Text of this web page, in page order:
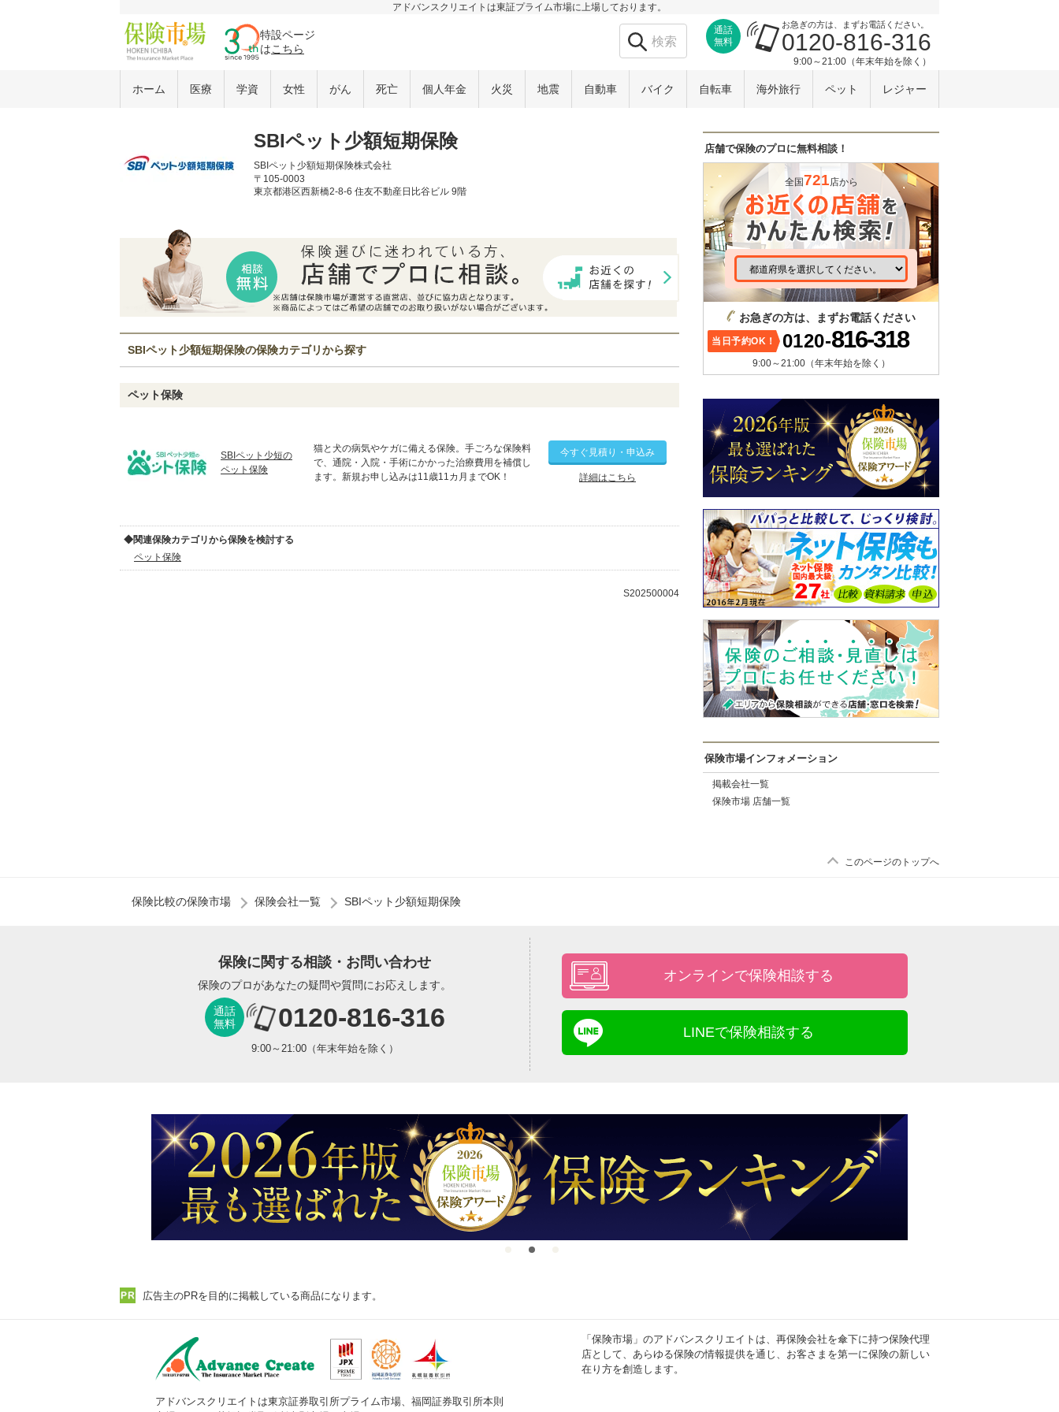
アドバンスクリエイトは東証プライム市場に上場しております。
特設ページ
はこちら
通話
無料
お急ぎの方は、まずお電話ください。
0120-816-316
9:00～21:00（年末年始を除く）
ホーム 医療 学資 女性 がん 死亡 個人年金 火災 地震 自動車 バイク 自転車 海外旅行 ペット レジャー
SBIペット少額短期保険
SBIペット少額短期保険株式会社
〒105-0003
東京都港区西新橋2-8-6 住友不動産日比谷ビル 9階
SBIペット少額短期保険の保険カテゴリから探す
ペット保険
SBIペット少短の
ペット保険
猫と犬の病気やケガに備える保険。手ごろな保険料
で、通院・入院・手術にかかった治療費用を補償し
ます。新規お申し込みは11歳11カ月までOK！
今すぐ見積り・申込み
詳細はこちら
◆関連保険カテゴリから保険を検討する
ペット保険
S202500004
店舗で保険のプロに無料相談！
全国721店から
お急ぎの方は、まずお電話ください
当日予約OK！ 0120-816-318
9:00～21:00（年末年始を除く）
保険市場インフォメーション
掲載会社一覧
保険市場 店舗一覧
このページのトップへ
保険比較の保険市場 保険会社一覧 SBIペット少額短期保険
保険に関する相談・お問い合わせ
保険のプロがあなたの疑問や質問にお応えします。
通話
無料
0120-816-316
9:00～21:00（年末年始を除く）
オンラインで保険相談する
LINEで保険相談する
広告主のPRを目的に掲載している商品になります。
アドバンスクリエイトは東京証券取引所プライム市場、福岡証券取引所本則
「保険市場」のアドバンスクリエイトは、再保険会社を傘下に持つ保険代理
店として、あらゆる保険の情報提供を通じ、お客さまを第一に保険の新しい
在り方を創造します。